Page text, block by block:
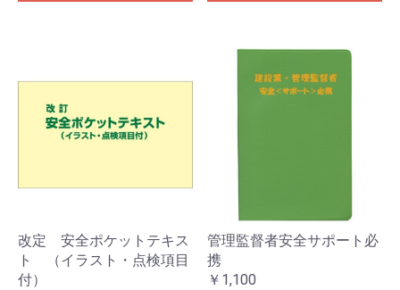
改定 安全ポケットテキス
ト （イラスト・点検項目
付）
管理監督者安全サポート必
携
￥1,100